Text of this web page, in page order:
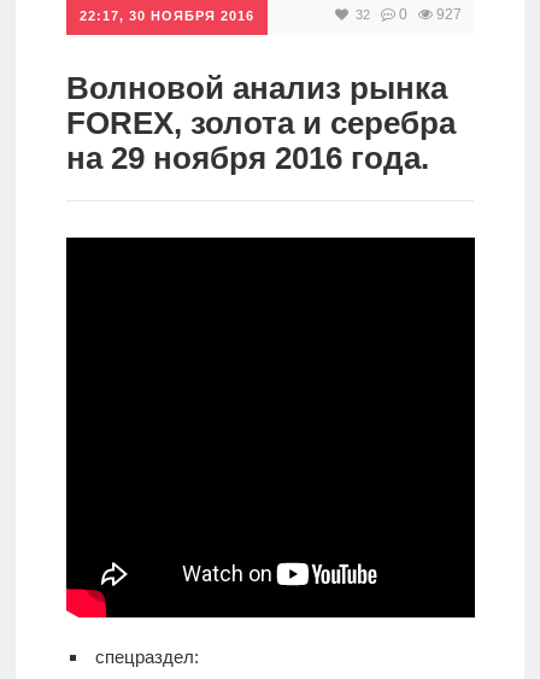
Инвестиции
Дивиденды
Волновой
22:17, 30 НОЯБРЯ 2016 32 0 927
Волновой анализ рынка
FOREX, золота и серебра
на 29 ноября 2016 года.
спецраздел: